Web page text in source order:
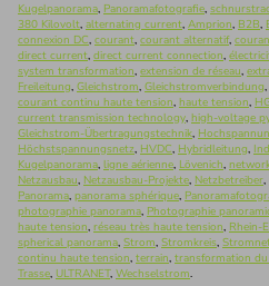
Kugelpanorama, Panoramafotografie,
380 Kilovolt, alternating current, Amprion, B2B,
connexion DC, courant, courant alternatif,
direct current, direct current connection,
system transformation, extension de réseau,
Freileitung, Gleichstrom, Gleichstromverbindung,
courant continu haute tension, haute tension,
current transmission technology, high-voltage
Gleichstrom-Übertragungstechnik,
Höchstspannungsnetz, HVDC, Hybridleitung,
Kugelpanorama, ligne aérienne, Lövenich,
Netzausbau, Netzausbau-Projekte, Netzbetreiber,
Panorama, panorama sphérique,
photographie panorama, Photographie
haute tension, réseau très haute tension, Rhein-
spherical panorama, Strom, Stromkreis,
continu haute tension, terrain, transformation
Trasse, ULTRANET, Wechselstrom.